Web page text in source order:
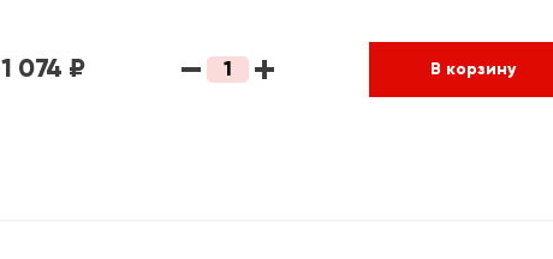
1 074 ₽ В корзину